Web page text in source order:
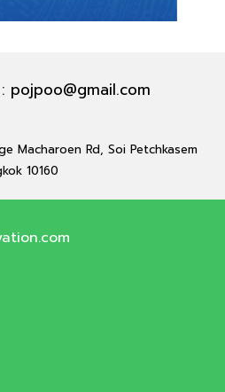
pojpoo@gmail.com
Macharoen Rd, Soi Petchkasem
10160